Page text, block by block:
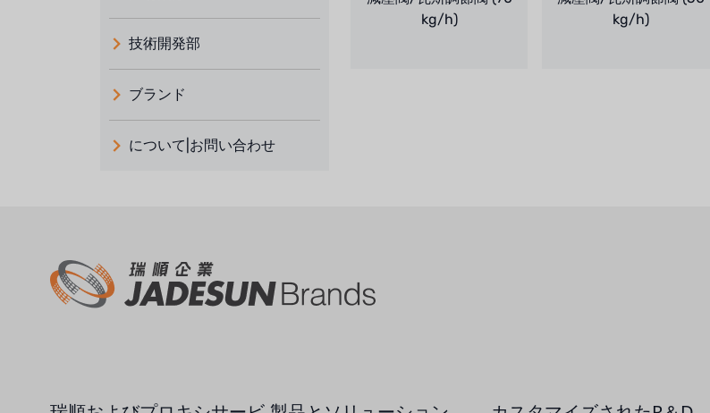
技術開発部
ブランド
義大利 ATLAS
USダウ
エマーソン、アメリカ
について|お問い合わせ
kg/h)
kg/h)